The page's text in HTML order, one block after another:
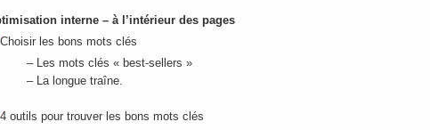
interne – à l’intérieur des pages
Choisir les bons mots clés
– Les mots clés « best-sellers »
– La longue traîne.
4 outils pour trouver les bons mots clés